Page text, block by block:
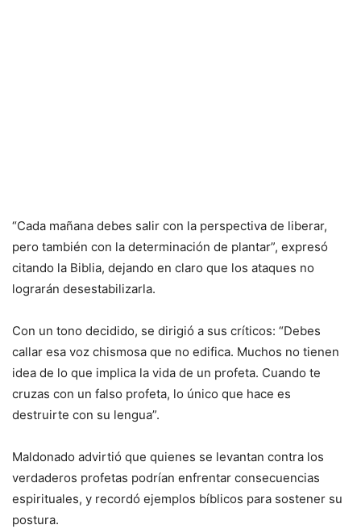
“Cada mañana debes salir con la perspectiva de liberar,
pero también con la determinación de plantar”, expresó
citando la Biblia, dejando en claro que los ataques no
lograrán desestabilizarla.
Con un tono decidido, se dirigió a sus críticos: “Debes
callar esa voz chismosa que no edifica. Muchos no tienen
idea de lo que implica la vida de un profeta. Cuando te
cruzas con un falso profeta, lo único que hace es
destruirte con su lengua”.
Maldonado advirtió que quienes se levantan contra los
verdaderos profetas podrían enfrentar consecuencias
espirituales, y recordó ejemplos bíblicos para sostener su
postura.